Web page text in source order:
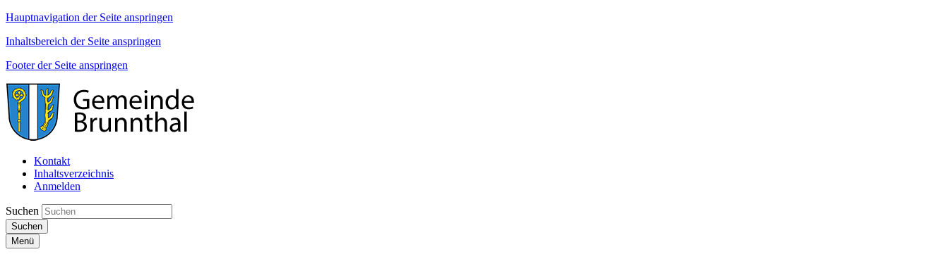
Hauptnavigation der Seite anspringen
Inhaltsbereich der Seite anspringen
Footer der Seite anspringen
Kontakt
Inhaltsverzeichnis
Anmelden
Suchen
Suchen
Menü